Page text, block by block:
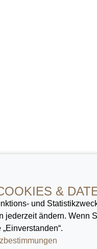
&
und
jederzeit ändern. Wenn